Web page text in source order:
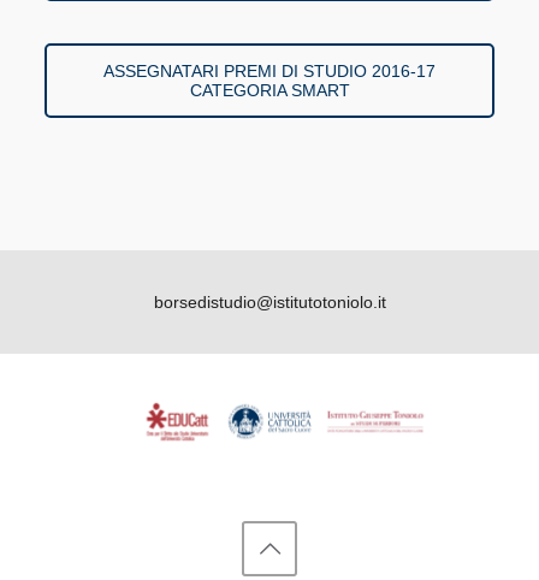
ASSEGNATARI PREMI DI STUDIO 2016-17
CATEGORIA SMART
borsedistudio@istitutotoniolo.it